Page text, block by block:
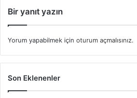
Bir yanıt yazın
Yorum yapabilmek için oturum açmalısınız.
Son Eklenenler